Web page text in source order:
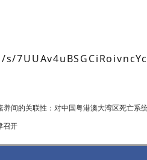
间的关联性：对中国粤港澳大湾区死亡系
召开